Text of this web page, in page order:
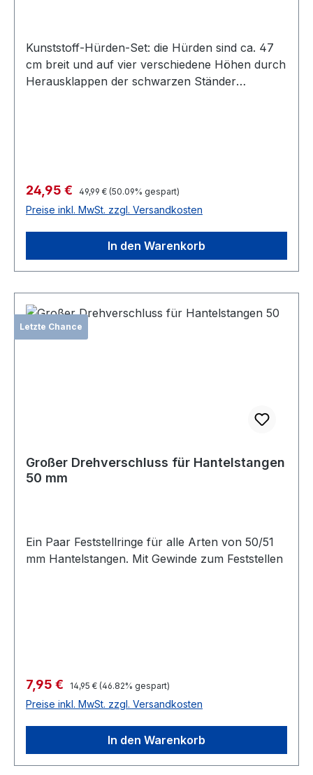
Kunststoff-Hürden-Set: die Hürden sind ca. 47
cm breit und auf vier verschiedene Höhen durch
Herausklappen der schwarzen Ständer
Verkaufspreis:
24,95 € Regulärer Preis:
49,99 € (50.09% gespart)
Preise inkl. MwSt. zzgl. Versandkosten
In den Warenkorb
Letzte Chance
Großer Drehverschluss für Hantelstangen
50 mm
Ein Paar Feststellringe für alle Arten von 50/51
mm Hantelstangen. Mit Gewinde zum Feststellen
Verkaufspreis:
7,95 € Regulärer Preis:
14,95 € (46.82% gespart)
Preise inkl. MwSt. zzgl. Versandkosten
In den Warenkorb